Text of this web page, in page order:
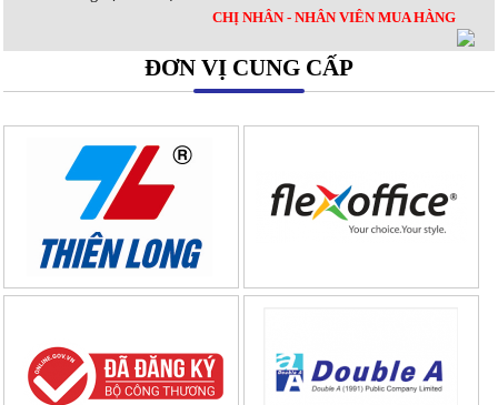
CHỊ NHÂN - NHÂN VIÊN MUA HÀNG
ĐƠN VỊ CUNG CẤP